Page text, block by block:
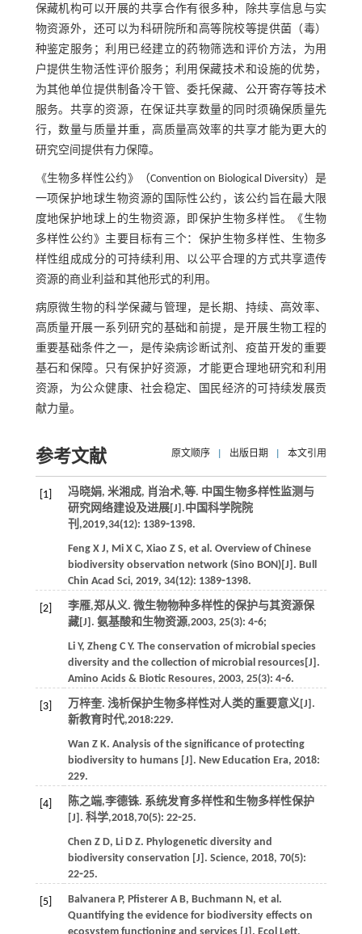
保藏机构可以开展的共享合作有很多种，除共享信息与实
物资源外，还可以为科研院所和高等院校等提供菌（毒）
种鉴定服务；利用已经建立的药物筛选和评价方法，为用
户提供生物活性评价服务；利用保藏技术和设施的优势，
为其他单位提供制备冷干管、委托保藏、公开寄存等技术
服务。共享的资源，在保证共享数量的同时须确保质量先
行，数量与质量并重，高质量高效率的共享才能为更大的
研究空间提供有力保障。
《生物多样性公约》（Convention on Biological Diversity）是
一项保护地球生物资源的国际性公约，该公约旨在最大限
度地保护地球上的生物资源，即保护生物多样性。《生物
多样性公约》主要目标有三个：保护生物多样性、生物多
样性组成成分的可持续利用、以公平合理的方式共享遗传
资源的商业利益和其他形式的利用。
病原微生物的科学保藏与管理，是长期、持续、高效率、
高质量开展一系列研究的基础和前提，是开展生物工程的
重要基础条件之一，是传染病诊断试剂、疫苗开发的重要
基石和保障。只有保护好资源，才能更合理地研究和利用
资源，为公众健康、社会稳定、国民经济的可持续发展贡
献力量。
参考文献 原文顺序 出版日期 本文引用
[1] 冯晓娟, 米湘成, 肖治术,等. 中国生物多样性监测与
研究网络建设及进展[J].中国科学院院
刊 ,2019,34(12): 1389⁃1398.
Feng X J, Mi X C, Xiao Z S, et al. Overview of Chinese
biodiversity observation network (Sino BON)[J]. Bull
Chin Acad Sci, 2019, 34(12): 1389⁃1398.
[2]
李雁,郑从义. 微生物物种多样性的保护与其资源保
藏[J]. 氨基酸和生物资源,2003, 25(3): 4⁃6;
Li Y, Zheng C Y. The conservation of microbial species
diversity and the collection of microbial resources[J].
Amino Acids & Biotic Resoures, 2003, 25(3): 4⁃6.
[3]
万梓奎. 浅析保护生物多样性对人类的重要意义[J].
新教育时代,2018:229.
Wan Z K. Analysis of the significance of protecting
biodiversity to humans [J]. New Education Era, 2018:
229.
[4]
陈之端,李德铢. 系统发育多样性和生物多样性保护
[J]. 科学,2018,70(5): 22⁃25.
Chen Z D, Li D Z. Phylogenetic diversity and
biodiversity conservation [J]. Science, 2018, 70(5):
22⁃25.
[5] Balvanera P, Pfisterer A B, Buchmann N, et al.
Quantifying the evidence for biodiversity effects on